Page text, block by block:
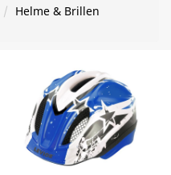
Helme & Brillen